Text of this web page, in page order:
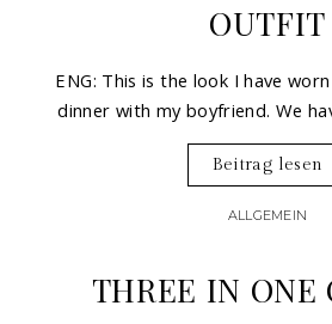
OUTFIT
ENG: This is the look I have
dinner with my boyfriend. We
Beitrag lesen
ALLGEMEIN
THREE IN ONE